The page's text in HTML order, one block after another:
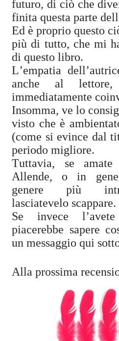
futuro, di ciò che
finita questa parte
Ed è proprio questo
più di tutto, che mi
di questo libro.
L’empatia
anche al
immediatamente
Insomma, ve lo
visto che è
(come si evince dal
periodo migliore.
Tuttavia, se
Allende, o in
genere più
lasciatevelo scappare.
Se invece
piacerebbe sapere
un messaggio qui
Alla prossima